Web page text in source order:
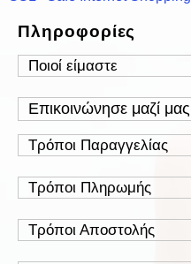
Πληροφορίες
Ποιοί είμαστε
Επικοινώνησε μαζί μας
Τρόποι Παραγγελίας
Τρόποι Πληρωμής
Τρόποι Αποστολής